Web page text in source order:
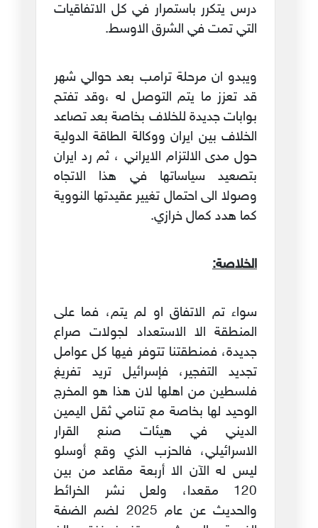
درس يتكرر باستمرار في كل الاتفاقيات
التي تمت في الشرق الاوسط.
ويبدو ان مرحلة ترامب بعد حوالي شهر
قد تعزز ما يتم التوصل له ،وقد تفتح
بوابات جديدة للخلاف بخاصة بعد تصاعد
الخلاف بين ايران ووكالة الطاقة الدولية
حول مدى الالتزام الايراني ، ثم رد ايران
بتصعيد سياساتها في هذا الاتجاه
وصولا الى احتمال تغيير عقيدتها النووية
كما هدد كمال خرازي.
الخلاصة:
سواء تم الاتفاق او لم يتم، فما على
المنطقة الا الاستعداد لجولات صراع
جديدة، فمنطقتنا تتوفر فيها كل عوامل
تجديد التفجير، فإسرائيل تريد تفريغ
فلسطين من اهلها لان هذا هو المخرج
الوحيد لها بخاصة مع تنامي ثقل اليمين
الديني في هيئات صنع القرار
الاسرائيلي، فالحزب الذي وقع أوسلو
ليس له الآن الا أربعة مقاعد من بين
120 مقعدا، ولعل نشر الخرائط
والحديث عن عام 2025 لضم الضفة